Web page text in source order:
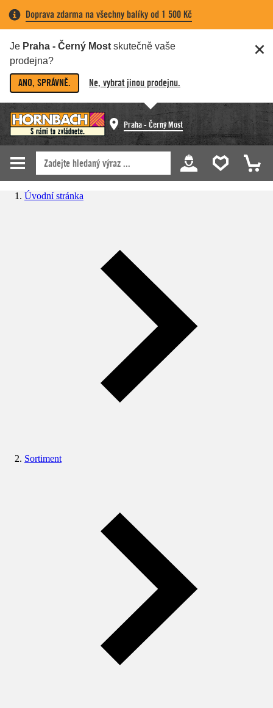
Doprava zdarma na všechny balíky od 1 500 Kč
Je Praha - Černý Most skutečně vaše
prodejna?
ANO, SPRÁVNĚ. Ne, vybrat jinou prodejnu.
Praha - Černý Most
Úvodní stránka
Sortiment